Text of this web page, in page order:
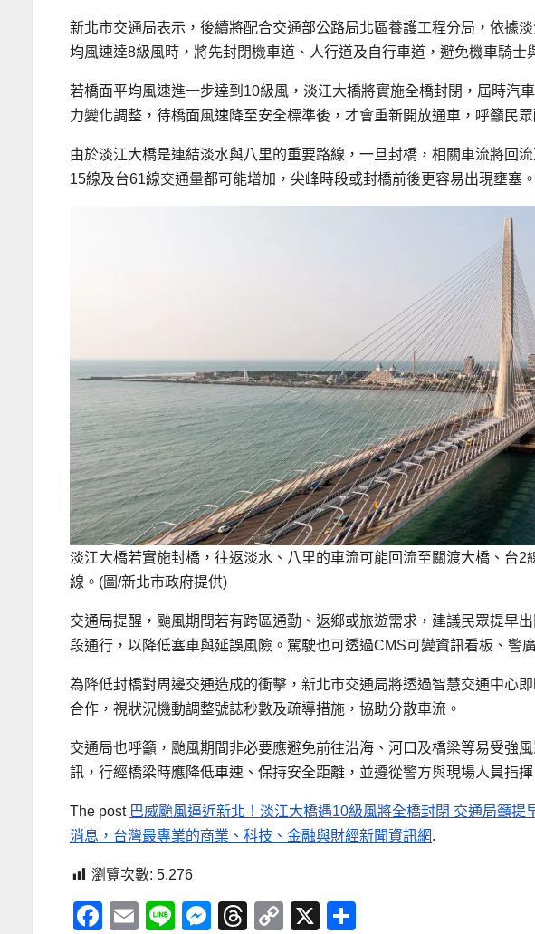
新北市交通局表示，後續將配合交通部公路局北區養護工程分局，依據
均風速達8級風時，將先封閉機車道、人行道及自行車道，避免機車騎士
若橋面平均風速進一步達到10級風，淡江大橋將實施全橋封閉，屆時汽
力變化調整，待橋面風速降至安全標準後，才會重新開放通車，呼籲民
由於淡江大橋是連結淡水與八里的重要路線，一旦封橋，相關車流將回
15線及台61線交通量都可能增加，尖峰時段或封橋前後更容易出現壅塞。
淡江大橋若實施封橋，往返淡水、八里的車流可能回流至關渡大橋、台
線。(圖/新北市政府提供)
交通局提醒，颱風期間若有跨區通勤、返鄉或旅遊需求，建議民眾提早
段通行，以降低塞車與延誤風險。駕駛也可透過CMS可變資訊看板、警
為降低封橋對周邊交通造成的衝擊，新北市交通局將透過智慧交通中心
合作，視狀況機動調整號誌秒數及疏導措施，協助分散車流。
交通局也呼籲，颱風期間非必要應避免前往沿海、河口及橋梁等易受強
訊，行經橋梁時應降低車速、保持安全距離，並遵從警方與現場人員指
The post 巴威颱風逼近新北！淡江大橋遇10級風將全橋封閉 交通局籲提
消息，台灣最專業的商業、科技、金融與財經新聞資訊網.
瀏覽次數: 5,276
F
E
Li
M
T
C
X